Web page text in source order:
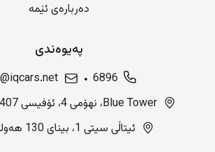
دەربارەی ئێمە
پەیوەندی
6896
Blue Tower، نهۆمی 4، ئۆفیسی 407، بەغدا، عێراق
ئیتاڵی سیتی 1، بینای 130 هەولێر، عێراق